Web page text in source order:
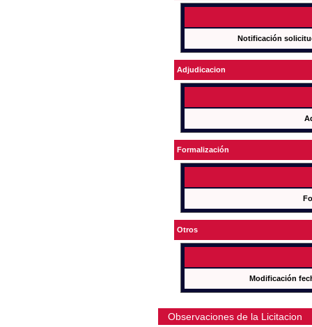
Notificación
Adjudicacion
Formalización
Otros
Modificación
Observaciones de la Licitacion